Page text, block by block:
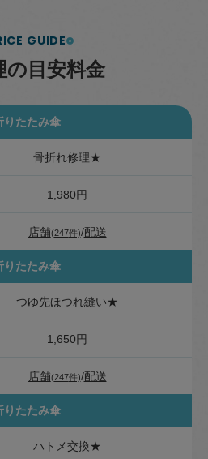
GUIDE
の 目 安料金
りたたみ傘
骨折れ修理★
1,980円
店舗(247件) 配送
りたたみ傘
つゆ先ほつれ縫い★
1,650円
店舗(247件) 配送
りたたみ傘
ハトメ交換★